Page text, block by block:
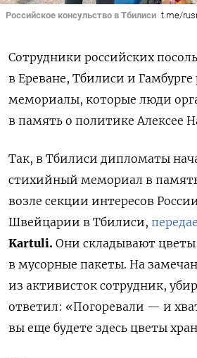
Российское консульство в Тбилиси t.me/
Сотрудники российских
в Ереване, Тбилиси и
мемориалы, которые люди
в память о политике Алексее
Так, в Тбилиси дипломаты
стихийный мемориал в
возле секции интересов
Швейцарии в Тбилиси,
Kartuli. Они складывают цветы
в мусорные пакеты. На
из активисток сотрудник,
ответил: «Погоревали — и
вы еще будете здесь цветы